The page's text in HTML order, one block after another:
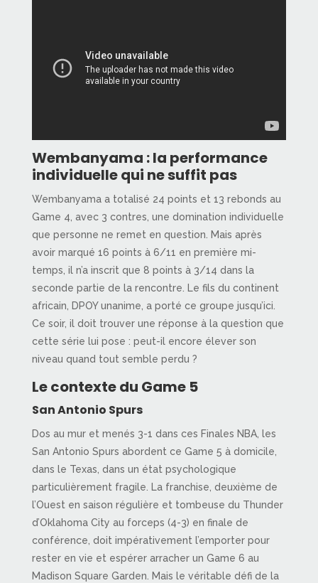
Wembanyama : la performance
individuelle qui ne suffit pas
Wembanyama a totalisé 24 points et 13 rebonds au
Game 4, avec 3 contres, une domination individuelle
que personne ne remet en question. Mais après
avoir marqué 16 points à 6/11 en première mi-
temps, il n’a inscrit que 8 points à 3/14 dans la
seconde partie de la rencontre. Le fils du continent
africain, DPOY unanime, a porté ce groupe jusqu’ici.
Ce soir, il doit trouver une réponse à la question que
cette série lui pose : peut-il encore élever son
niveau quand tout semble perdu ?
Le contexte du Game 5
San Antonio Spurs
Dos au mur et menés 3-1 dans ces Finales NBA, les
San Antonio Spurs abordent ce Game 5 à domicile,
dans le Texas, dans un état psychologique
particulièrement fragile. La franchise, deuxième de
l’Ouest en saison régulière et tombeuse du Thunder
d’Oklahoma City au forceps (4-3) en finale de
conférence, doit impérativement l’emporter pour
rester en vie et espérer arracher un Game 6 au
Madison Square Garden. Mais le véritable défi de la